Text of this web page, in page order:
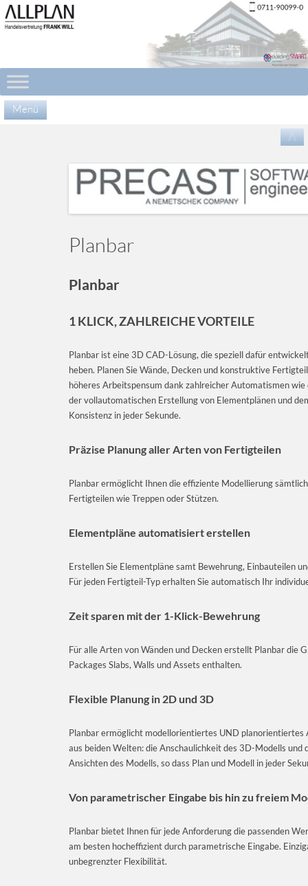
Menü
/\
Planbar
Planbar
1 KLICK, ZAHLREICHE VORTEILE
Planbar ist eine 3D CAD-Lösung, die speziell dafür
heben. Planen Sie Wände, Decken und konstruktive
höheres Arbeitspensum dank zahlreicher Automatismen
der vollautomatischen Erstellung von Elementplänen und
Konsistenz in jeder Sekunde.
Präzise Planung aller Arten von Fertigteilen
Planbar ermöglicht Ihnen die effiziente Modellierung
Fertigteilen wie Treppen oder Stützen.
Elementpläne automatisiert erstellen
Erstellen Sie Elementpläne samt Bewehrung, Einbauteilen
Für jeden Fertigteil-Typ erhalten Sie automatisch Ihr
Zeit sparen mit der 1-Klick-Bewehrung
Für alle Arten von Wänden und Decken erstellt Planbar die
Packages Slabs, Walls und Assets enthalten.
Flexible Planung in 2D und 3D
Planbar ermöglicht modellorientiertes UND
aus beiden Welten: die Anschaulichkeit des 3D-Modells
Ansichten des Modells, so dass Plan und Modell in jeder
Von parametrischer Eingabe bis hin zu freiem
Planbar bietet Ihnen für jede Anforderung die passenden
am besten hocheffizient durch parametrische Eingabe.
unbegrenzter Flexibilität.